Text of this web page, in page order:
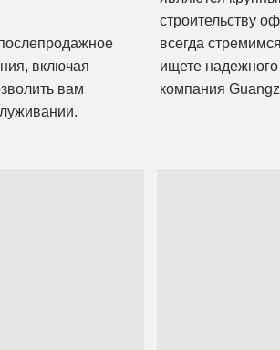
включая
вам
строительству
всегда
ищете
компания